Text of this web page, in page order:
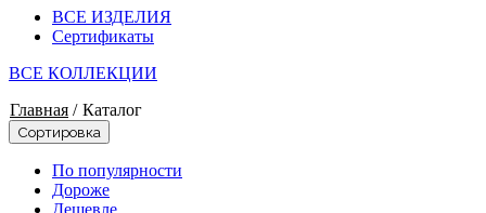
ВСЕ ИЗДЕЛИЯ
Сертификаты
ВСЕ КОЛЛЕКЦИИ
Главная / Каталог
Сортировка
По популярности
Дороже
Дешевле